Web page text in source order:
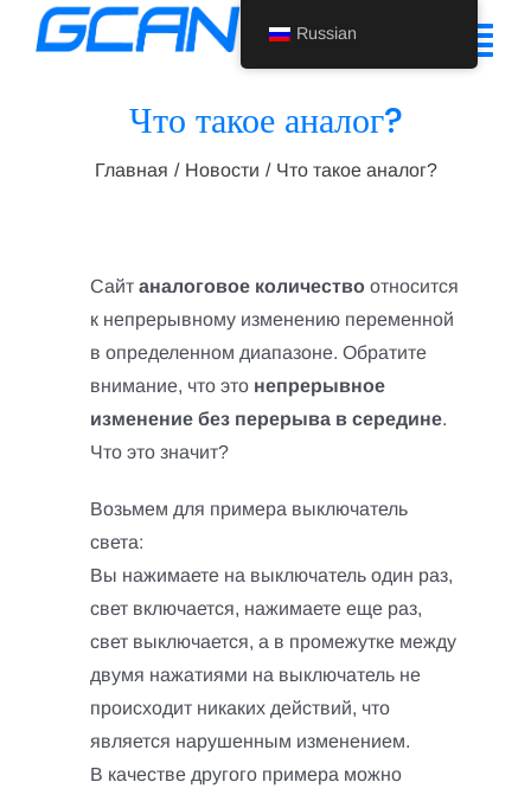
Перейти
Свяжитесь с нами
Что такое аналог?
Главная Новости Что такое аналог?
Сайт аналоговое количество относится
к непрерывному изменению переменной
в определенном диапазоне. Обратите
внимание, что это непрерывное
изменение без перерыва в середине.
Что это значит?
Возьмем для примера выключатель
света:
Вы нажимаете на выключатель один раз,
свет включается, нажимаете еще раз,
свет выключается, а в промежутке между
двумя нажатиями на выключатель не
происходит никаких действий, что
является нарушенным изменением.
В качестве другого примера можно
Russian